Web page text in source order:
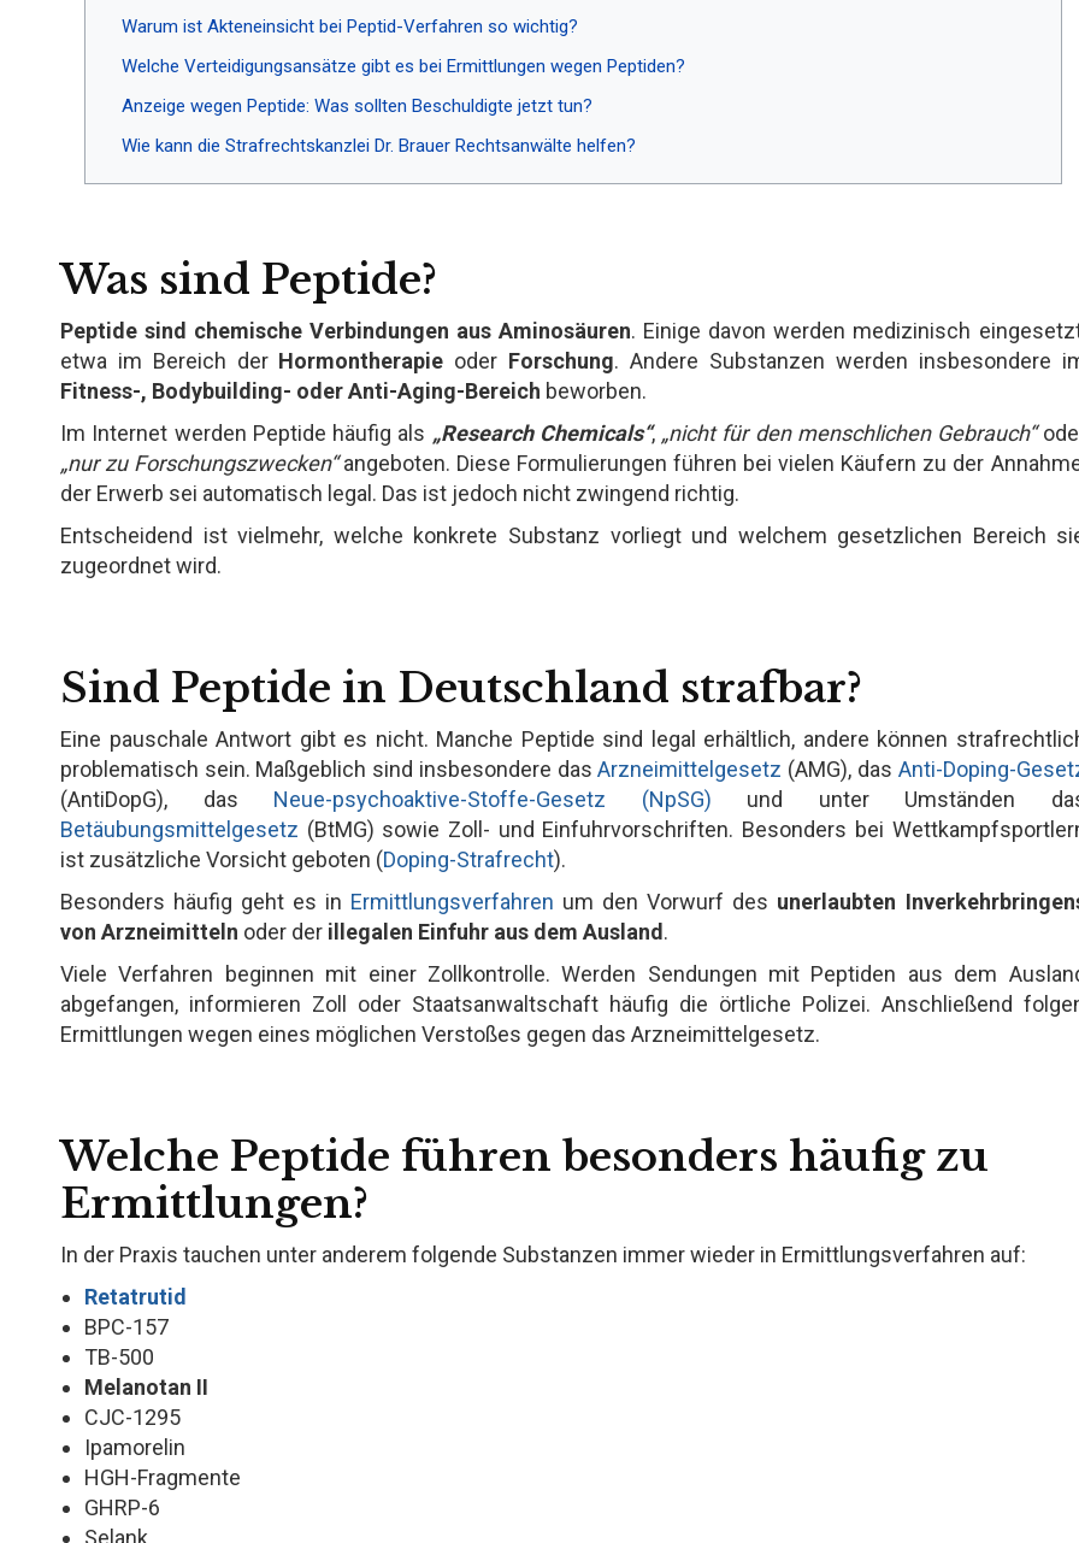
Warum ist Akteneinsicht bei Peptid-Verfahren so wichtig?
Welche Verteidigungsansätze gibt es bei Ermittlungen wegen Peptiden?
Anzeige wegen Peptide: Was sollten Beschuldigte jetzt tun?
Wie kann die Strafrechtskanzlei Dr. Brauer Rechtsanwälte helfen?
Was sind Peptide?
Peptide sind chemische Verbindungen aus Aminosäuren. Einige davon werden medizinisch
etwa im Bereich der Hormontherapie oder Forschung. Andere Substanzen werden insbesondere
Fitness-, Bodybuilding- oder Anti-Aging-Bereich beworben.
Im Internet werden Peptide häufig als „Research Chemicals“, „nicht für den menschlichen Gebrauch“
„nur zu Forschungszwecken“angeboten. Diese Formulierungen führen bei vielen Käufern zu der
der Erwerb sei automatisch legal. Das ist jedoch nicht zwingend richtig.
Entscheidend ist vielmehr, welche konkrete Substanz vorliegt und welchem gesetzlichen Bereich
zugeordnet wird.
Sind Peptide in Deutschland strafbar?
Eine pauschale Antwort gibt es nicht. Manche Peptide sind legal erhältlich, andere können
problematisch sein. Maßgeblich sind insbesondere dasArzneimittelgesetz (AMG), das Anti-Doping-
(AntiDopG), das Neue-psychoaktive-Stoffe-Gesetz (NpSG) und unter Umständen
Betäubungsmittelgesetz (BtMG) sowie Zoll- und Einfuhrvorschriften. Besonders bei
ist zusätzliche Vorsicht geboten (Doping-Strafrecht).
Besonders häufig geht es in Ermittlungsverfahren um den Vorwurf des unerlaubten
von Arzneimitteln oder der illegalen Einfuhr aus dem Ausland .
Viele Verfahren beginnen mit einer Zollkontrolle. Werden Sendungen mit Peptiden aus dem
abgefangen, informieren Zoll oder Staatsanwaltschaft häufig die örtliche Polizei. Anschließend
Ermittlungen wegen eines möglichen Verstoßes gegen das Arzneimittelgesetz.
Welche Peptide führen besonders häufig zu
Ermittlungen?
In der Praxis tauchen unter anderem folgende Substanzen immer wieder in Ermittlungsverfahren auf:
Retatrutid
BPC-157
TB-500
Melanotan II
CJC-1295
Ipamorelin
HGH-Fragmente
GHRP-6
Selank